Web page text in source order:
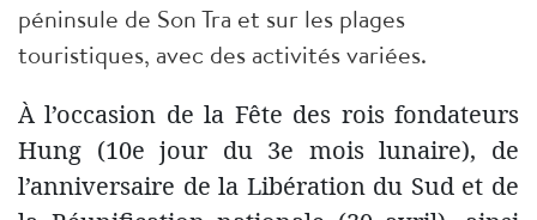
péninsule de Son Tra et sur les plages
touristiques, avec des activités variées.
À l’occasion de la Fête des rois fondateurs
Hung (10e jour du 3e mois lunaire), de
l’anniversaire de la Libération du Sud et de